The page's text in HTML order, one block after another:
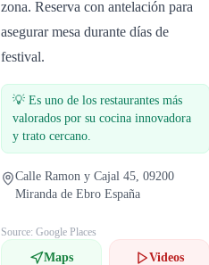
zona. Reserva con antelación para
asegurar mesa durante días de
festival.
💡 Es uno de los restaurantes más
valorados por su cocina innovadora
y trato cercano.
Calle Ramon y Cajal 45, 09200
Miranda de Ebro España
Source: Google Places
Maps Videos